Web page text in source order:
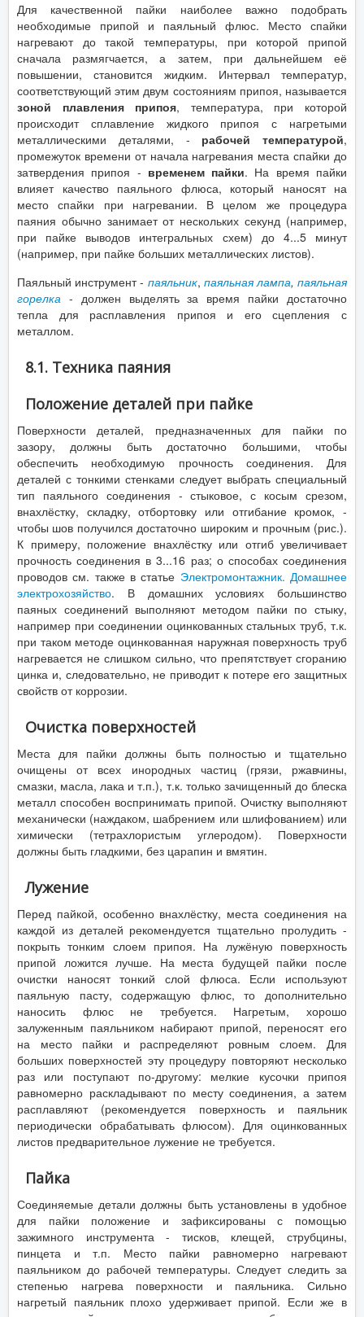
Для качественной пайки наиболее важно подобрать
необходимые припой и паяльный флюс. Место спайки
нагревают до такой температуры, при которой припой
сначала размягчается, а затем, при дальнейшем её
повышении, становится жидким. Интервал температур,
соответствующий этим двум состояниям припоя, называется
зоной плавления припоя, температура, при которой
происходит сплавление жидкого припоя с нагретыми
металлическими деталями, - рабочей температурой,
промежуток времени от начала нагревания места спайки до
затвердения припоя - временем пайки. На время пайки
влияет качество паяльного флюса, который наносят на
место спайки при нагревании. В целом же процедура
паяния обычно занимает от нескольких секунд (например,
при пайке выводов интегральных схем) до 4...5 минут
(например, при пайке больших металлических листов).
Паяльный инструмент - паяльник, паяльная лампа,паяльная
горелка - должен выделять за время пайки достаточно
тепла для расплавления припоя и его сцепления с
металлом.
8.1. Техника паяния
Положение деталей при пайке
Поверхности деталей, предназначенных для пайки по
зазору, должны быть достаточно большими, чтобы
обеспечить необходимую прочность соединения. Для
деталей с тонкими стенками следует выбрать специальный
тип паяльного соединения - стыковое, с косым срезом,
внахлёстку, складку, отбортовку или отгибание кромок, -
чтобы шов получился достаточно широким и прочным (рис.).
К примеру, положение внахлёстку или отгиб увеличивает
прочность соединения в 3...16 раз; о способах соединения
проводов см. также в статье Электромонтажник. Домашнее
электрохозяйство. В домашних условиях большинство
паяных соединений выполняют методом пайки по стыку,
например при соединении оцинкованных стальных труб, т.к.
при таком методе оцинкованная наружная поверхность труб
нагревается не слишком сильно, что препятствует сгоранию
цинка и, следовательно, не приводит к потере его защитных
свойств от коррозии.
Очистка поверхностей
Места для пайки должны быть полностью и тщательно
очищены от всех инородных частиц (грязи, ржавчины,
смазки, масла, лака и т.п.), т.к. только зачищенный до блеска
металл способен воспринимать припой. Очистку выполняют
механически (наждаком, шабрением или шлифованием) или
химически (тетрахлористым углеродом). Поверхности
должны быть гладкими, без царапин и вмятин.
Лужение
Перед пайкой, особенно внахлёстку, места соединения на
каждой из деталей рекомендуется тщательно пролудить -
покрыть тонким слоем припоя. На лужёную поверхность
припой ложится лучше. На места будущей пайки после
очистки наносят тонкий слой флюса. Если используют
паяльную пасту, содержащую флюс, то дополнительно
наносить флюс не требуется. Нагретым, хорошо
залуженным паяльником набирают припой, переносят его
на место пайки и распределяют ровным слоем. Для
больших поверхностей эту процедуру повторяют несколько
раз или поступают по-другому: мелкие кусочки припоя
равномерно раскладывают по месту соединения, а затем
расплавляют (рекомендуется поверхность и паяльник
периодически обрабатывать флюсом). Для оцинкованных
листов предварительное лужение не требуется.
Пайка
Соединяемые детали должны быть установлены в удобное
для пайки положение и зафиксированы с помощью
зажимного инструмента - тисков, клещей, струбцины,
пинцета и т.п. Место пайки равномерно нагревают
паяльником до рабочей температуры. Следует следить за
степенью нагрева поверхности и паяльника. Сильно
нагретый паяльник плохо удерживает припой. Если же в